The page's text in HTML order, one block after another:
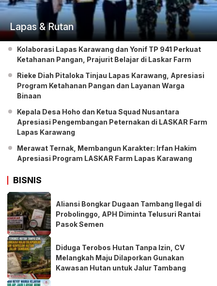
Lapas & Rutan
Kolaborasi Lapas Karawang dan Yonif TP 941 Perkuat
Ketahanan Pangan, Prajurit Belajar di Laskar Farm
Rieke Diah Pitaloka Tinjau Lapas Karawang, Apresiasi
Program Ketahanan Pangan dan Layanan Warga
Binaan
Kepala Desa Hoho dan Ketua Squad Nusantara
Apresiasi Pengembangan Peternakan di LASKAR Farm
Lapas Karawang
Merawat Ternak, Membangun Karakter: Irfan Hakim
Apresiasi Program LASKAR Farm Lapas Karawang
BISNIS
Aliansi Bongkar Dugaan Tambang Ilegal di
Probolinggo, APH Diminta Telusuri Rantai
Pasok Semen
Diduga Terobos Hutan Tanpa Izin, CV
Melangkah Maju Dilaporkan Gunakan
Kawasan Hutan untuk Jalur Tambang